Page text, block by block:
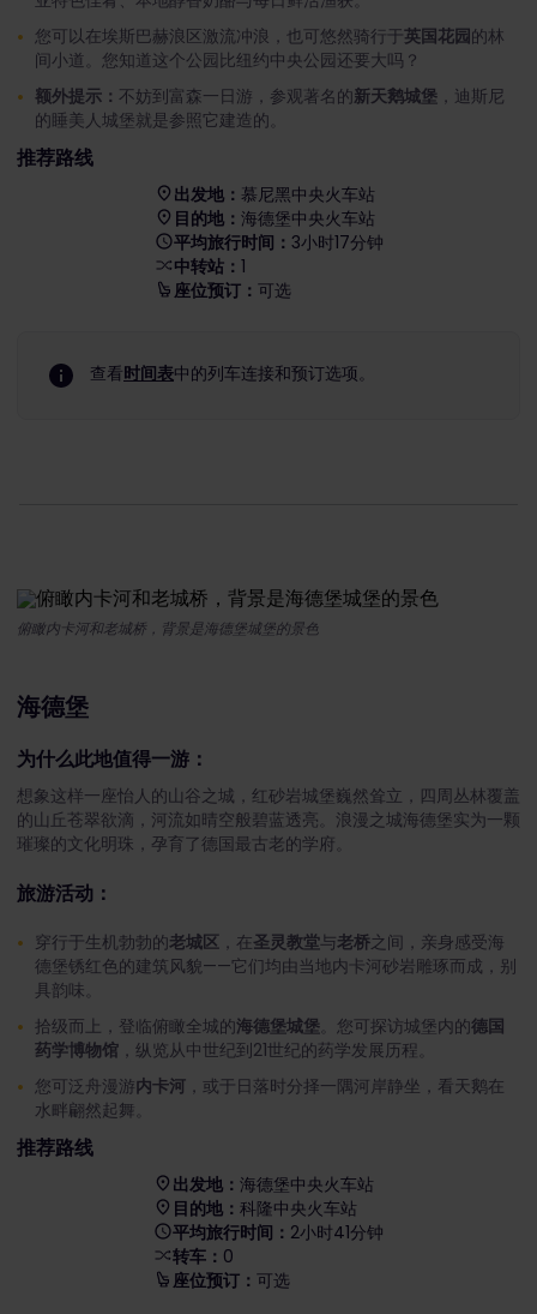
您可以在埃斯巴赫浪区激流冲浪，也可悠然骑行于英国花园的林
间小道。您知道这个公园比纽约中央公园还要大吗？
额外提示： 不妨到富森一日游，参观著名的新天鹅城堡 ，迪斯尼
的睡美人城堡就是参照它建造的。
推荐路线
出发地： 慕尼黑中央火车站
目的地： 海德堡中央火车站
平均旅行时间： 3小时17分钟
中转站： 1
座位预订： 可选
查看时间表中的列车连接和预订选项。
俯瞰内卡河和老城桥，背景是海德堡城堡的景色
海德堡
为什么此地值得一游：
想象这样一座怡人的山谷之城，红砂岩城堡巍然耸立，四周丛林覆盖
的山丘苍翠欲滴，河流如晴空般碧蓝透亮。浪漫之城海德堡实为一颗
璀璨的文化明珠，孕育了德国最古老的学府。
旅游活动：
穿行于生机勃勃的老城区 ，在圣灵教堂与老桥之间，亲身感受海
德堡锈红色的建筑风貌——它们均由当地内卡河砂岩雕琢而成，别
具韵味。
拾级而上，登临俯瞰全城的海德堡城堡 。您可探访城堡内的德国
药学博物馆 ，纵览从中世纪到21世纪的药学发展历程。
您可泛舟漫游内卡河 ，或于日落时分择一隅河岸静坐，看天鹅在
水畔翩然起舞。
推荐路线
出发地： 海德堡中央火车站
目的地： 科隆中央火车站
平均旅行时间： 2小时41分钟
转车： 0
座位预订： 可选